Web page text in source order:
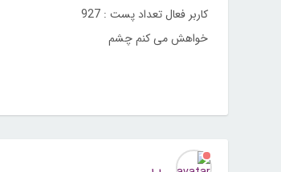
کاربر فعال تعداد پست : 927
خواهش می کنم چشم